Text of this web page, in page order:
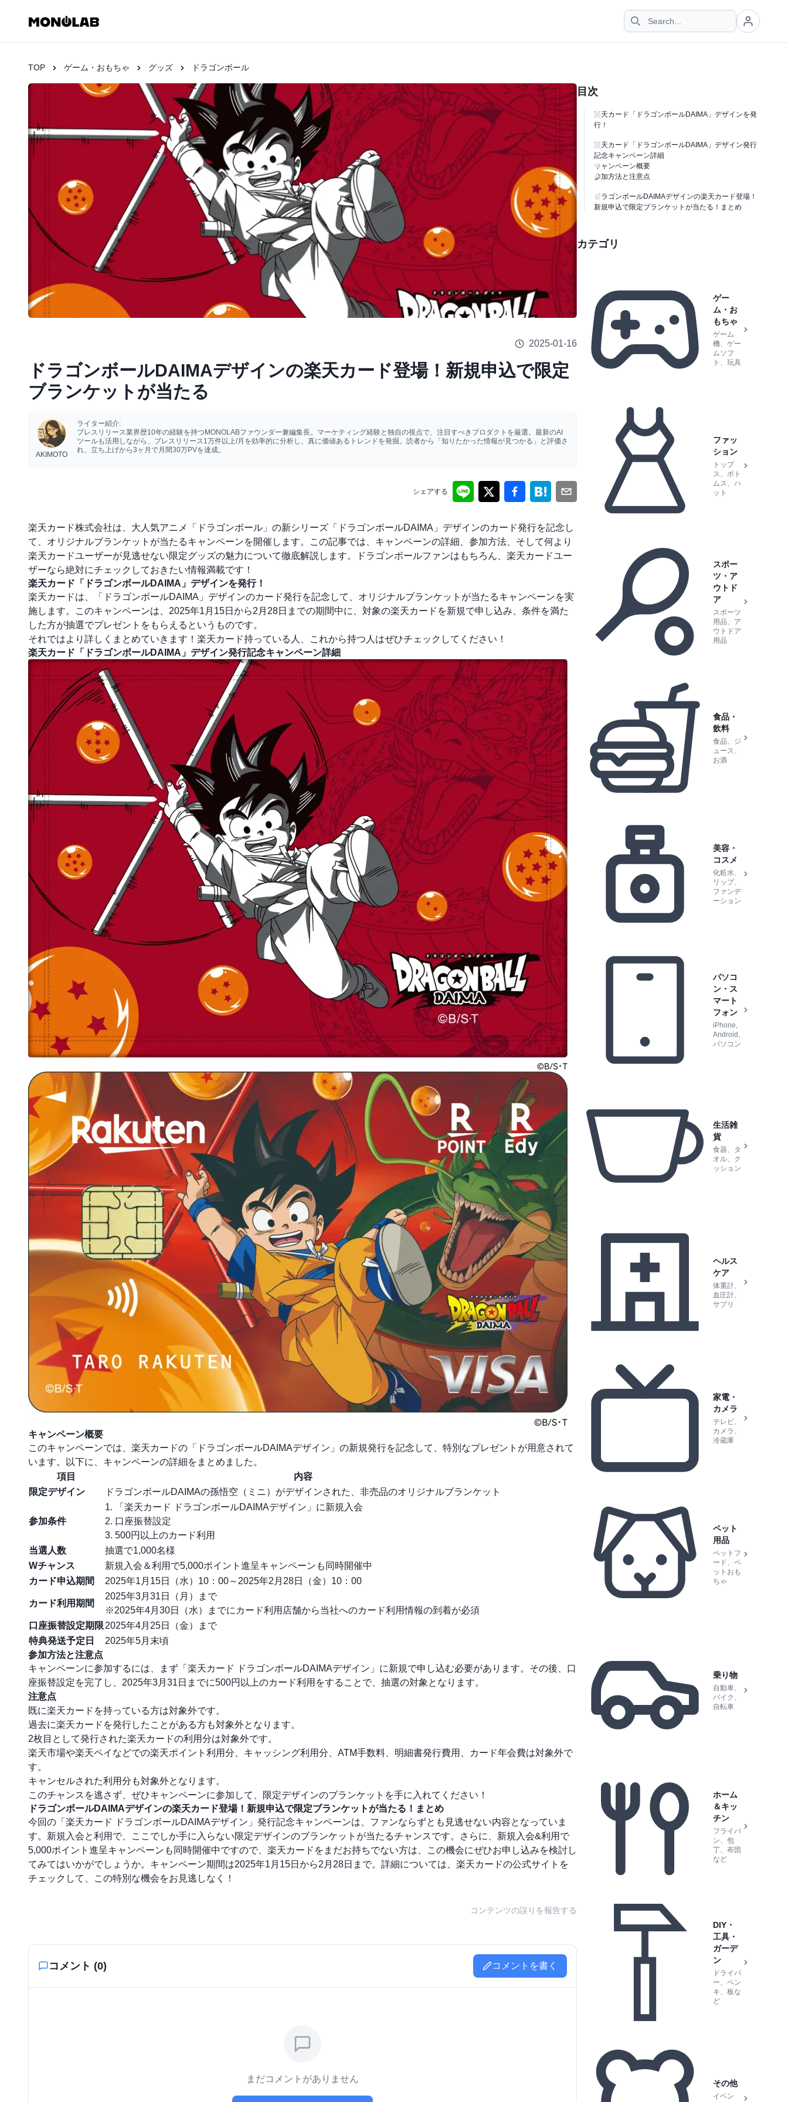
TOP ゲーム・おもちゃ グッズ ドラゴンボール
2025-01-16
ドラゴンボールDAIMAデザインの楽天カード登場！新規申込で限定
ブランケットが当たる
AKIMOTO
ライター紹介:
プレスリリース業界歴10年の経験を持つMONOLABファウンダー兼編集長。マーケティング経験と独自の視点で、注目すべきプロダクトを厳選。最新のAI
ツールも活用しながら、プレスリリース1万件以上/月を効率的に分析し、真に価値あるトレンドを発掘。読者から「知りたかった情報が見つかる」と評価さ
れ、立ち上げから3ヶ月で月間30万PVを達成。
シェアする
楽天カード株式会社は、大人気アニメ「ドラゴンボール」の新シリーズ「ドラゴンボールDAIMA」デザインのカード発行を記念し
て、オリジナルブランケットが当たるキャンペーンを開催します。この記事では、キャンペーンの詳細、参加方法、そして何より
楽天カードユーザーが見逃せない限定グッズの魅力について徹底解説します。ドラゴンボールファンはもちろん、楽天カードユー
ザーなら絶対にチェックしておきたい情報満載です！
楽天カード「ドラゴンボールDAIMA」デザインを発行！
楽天カードは、「ドラゴンボールDAIMA」デザインのカード発行を記念して、オリジナルブランケットが当たるキャンペーンを実
施します。このキャンペーンは、2025年1月15日から2月28日までの期間中に、対象の楽天カードを新規で申し込み、条件を満た
した方が抽選でプレゼントをもらえるというものです。
それではより詳しくまとめていきます！楽天カード持っている人、これから持つ人はぜひチェックしてください！
楽天カード「ドラゴンボールDAIMA」デザイン発行記念キャンペーン詳細
キャンペーン概要
このキャンペーンでは、楽天カードの「ドラゴンボールDAIMAデザイン」の新規発行を記念して、特別なプレゼントが用意されて
います。以下に、キャンペーンの詳細をまとめました。
項目
内容
限定デザイン
ドラゴンボールDAIMAの孫悟空（ミニ）がデザインされた、非売品のオリジナルブランケット
参加条件
1. 「楽天カード ドラゴンボールDAIMAデザイン」に新規入会
2. 口座振替設定
3. 500円以上のカード利用
当選人数
抽選で1,000名様
Wチャンス
新規入会＆利用で5,000ポイント進呈キャンペーンも同時開催中
カード申込期間
2025年1月15日（水）10：00～2025年2月28日（金）10：00
カード利用期間
2025年3月31日（月）まで
※2025年4月30日（水）までにカード利用店舗から当社へのカード利用情報の到着が必須
口座振替設定期限 2025年4月25日（金）まで
特典発送予定日
2025年5月末頃
参加方法と注意点
キャンペーンに参加するには、まず「楽天カード ドラゴンボールDAIMAデザイン」に新規で申し込む必要があります。その後、口
座振替設定を完了し、2025年3月31日までに500円以上のカード利用をすることで、抽選の対象となります。
注意点
既に楽天カードを持っている方は対象外です。
過去に楽天カードを発行したことがある方も対象外となります。
2枚目として発行された楽天カードの利用分は対象外です。
楽天市場や楽天ペイなどでの楽天ポイント利用分、キャッシング利用分、ATM手数料、明細書発行費用、カード年会費は対象外で
す。
キャンセルされた利用分も対象外となります。
このチャンスを逃さず、ぜひキャンペーンに参加して、限定デザインのブランケットを手に入れてください！
ドラゴンボールDAIMAデザインの楽天カード登場！新規申込で限定ブランケットが当たる！まとめ
今回の「楽天カード ドラゴンボールDAIMAデザイン」発行記念キャンペーンは、ファンならずとも見逃せない内容となっていま
す。新規入会と利用で、ここでしか手に入らない限定デザインのブランケットが当たるチャンスです。さらに、新規入会&利用で
5,000ポイント進呈キャンペーンも同時開催中ですので、楽天カードをまだお持ちでない方は、この機会にぜひお申し込みを検討し
てみてはいかがでしょうか。キャンペーン期間は2025年1月15日から2月28日まで。詳細については、楽天カードの公式サイトを
チェックして、この特別な機会をお見逃しなく！
コンテンツの誤りを報告する
コメント (0) コメントを書く
まだコメントがありません
目次
楽天カード「ドラゴンボールDAIMA」デザインを発
行！
楽天カード「ドラゴンボールDAIMA」デザイン発行
記念キャンペーン詳細
キャンペーン概要
参加方法と注意点
ドラゴンボールDAIMAデザインの楽天カード登場！
新規申込で限定ブランケットが当たる！まとめ
カテゴリ
ゲー
ム・お
もちゃ
ゲーム
機、ゲー
ムソフ
ト、玩具
ファッ
ション
トップ
ス、ボト
ムス、ハ
ット
スポー
ツ・ア
ウトド
ア
スポーツ
用品、ア
ウトドア
用品
食品・
飲料
食品、ジ
ュース、
お酒
美容・
コスメ
化粧水、
リップ、
ファンデ
ーション
パソコ
ン・ス
マート
フォン
iPhone,
Android,
パソコン
生活雑
貨
食器、タ
オル、ク
ッション
ヘルス
ケア
体重計、
血圧計、
サプリ
家電・
カメラ
テレビ、
カメラ、
冷蔵庫
ペット
用品
ペットフ
ード、ペ
ットおも
ちゃ
乗り物
自動車、
バイク、
自転車
ホーム
＆キッ
チン
フライパ
ン、包
丁、布団
など
DIY・
工具・
ガーデ
ン
ドライバ
ー、ペン
キ、板な
ど
その他
イベン